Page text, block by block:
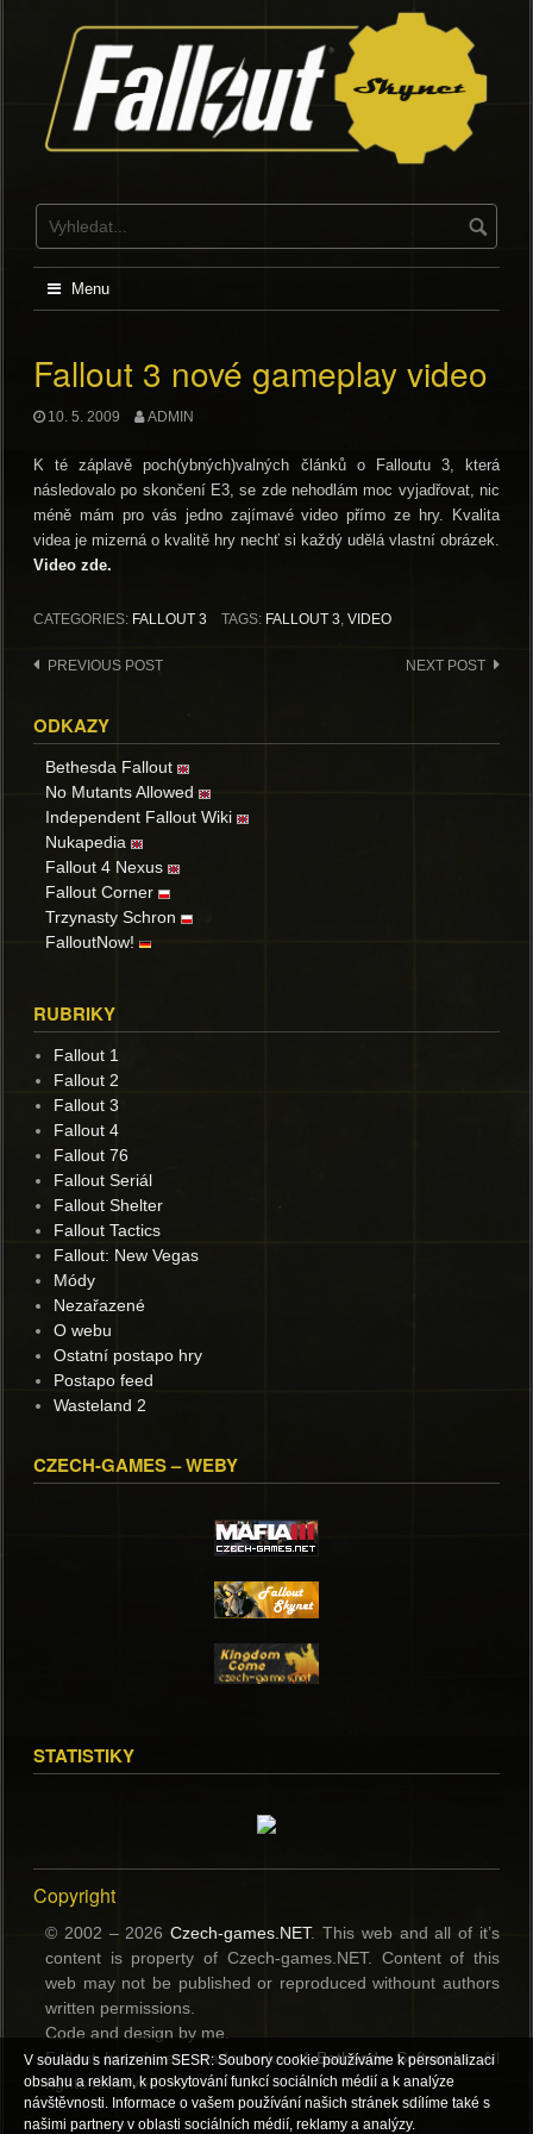
Menu
Fallout 3 nové gameplay video
10. 5. 2009 ADMIN
K té záplavě poch(ybných)valných článků o Falloutu 3, která
následovalo po skončení E3, se zde nehodlám moc vyjadřovat, nic
méně mám pro vás jedno zajímavé video přímo ze hry. Kvalita
videa je mizerná o kvalitě hry nechť si každý udělá vlastní obrázek.
Video zde.
CATEGORIES: FALLOUT 3 TAGS: FALLOUT 3, VIDEO
Post
PREVIOUS POST NEXT POST
ODKAZY
Bethesda Fallout
No Mutants Allowed
Independent Fallout Wiki
Nukapedia
Fallout 4 Nexus
Fallout Corner
Trzynasty Schron
FalloutNow!
RUBRIKY
Fallout 1
Fallout 2
Fallout 3
Fallout 4
Fallout 76
Fallout Seriál
Fallout Shelter
Fallout Tactics
Fallout: New Vegas
Módy
Nezařazené
O webu
Ostatní postapo hry
Postapo feed
Wasteland 2
CZECH-GAMES – WEBY
STATISTIKY
Copyright
© 2002 – 2026Czech-games.NET. This web and all of it’s
content is property of Czech-games.NET. Content of this
web may not be published or reproduced withount authors
written permissions.
Code and design by me.
Fallout brands are trademerks ofBethesda Softworks. All
rights reserved.
V souladu s narizenim SESR: Soubory cookie používáme k personalizaci
obsahu a reklam, k poskytování funkcí sociálních médií a k analýze
návštěvnosti. Informace o vašem používání našich stránek sdílíme také s
našimi partnery v oblasti sociálních médií, reklamy a analýzy.